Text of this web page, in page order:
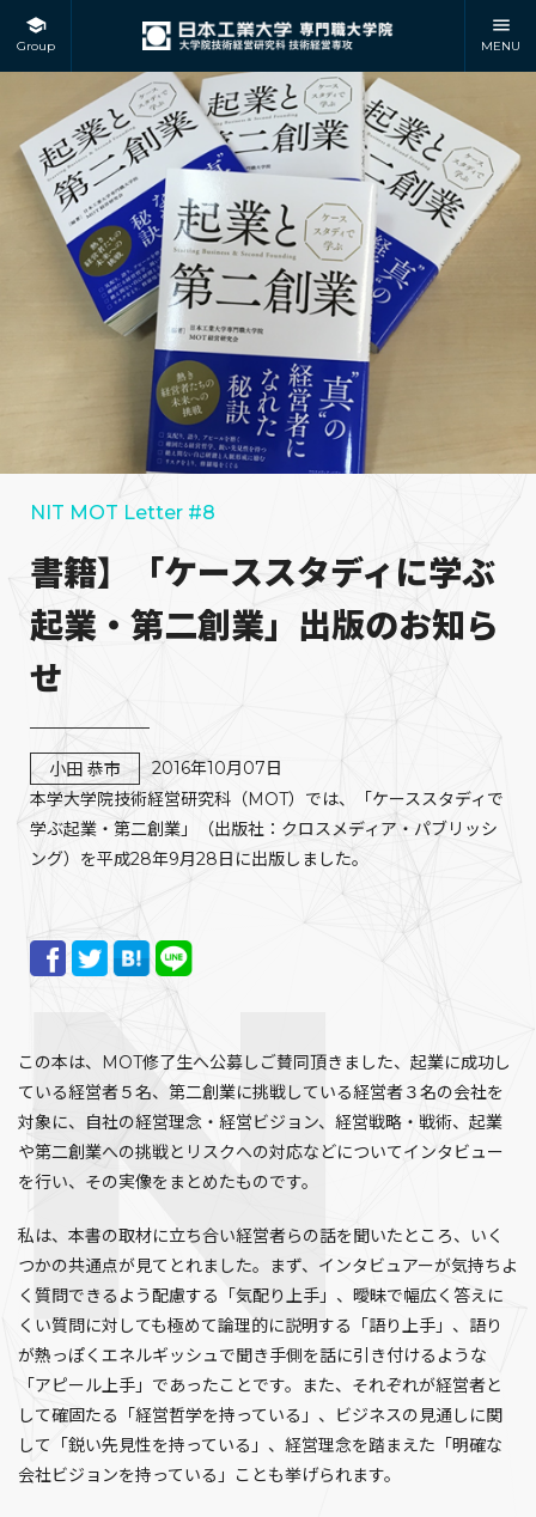
Group MENU
NIT MOT Letter #8
書籍】「ケーススタディに学ぶ
起業・第二創業」出版のお知ら
せ
小田 恭市
2016年10月07日
本学大学院技術経営研究科（MOT）では、「ケーススタディで
学ぶ起業・第二創業」（出版社：クロスメディア・パブリッシ
ング）を平成28年9月28日に出版しました。
この本は、MOT修了生へ公募しご賛同頂きました、起業に成功し
ている経営者５名、第二創業に挑戦している経営者３名の会社を
対象に、自社の経営理念・経営ビジョン、経営戦略・戦術、起業
や第二創業への挑戦とリスクへの対応などについてインタビュー
を行い、その実像をまとめたものです。
私は、本書の取材に立ち合い経営者らの話を聞いたところ、いく
つかの共通点が見てとれました。まず、インタビュアーが気持ちよ
く質問できるよう配慮する「気配り上手」、曖昧で幅広く答えに
くい質問に対しても極めて論理的に説明する「語り上手」、語り
が熱っぽくエネルギッシュで聞き手側を話に引き付けるような
「アピール上手」であったことです。また、それぞれが経営者と
して確固たる「経営哲学を持っている」、ビジネスの見通しに関
して「鋭い先見性を持っている」、経営理念を踏まえた「明確な
会社ビジョンを持っている」ことも挙げられます。